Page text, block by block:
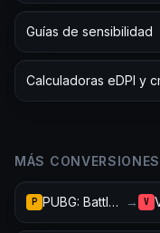
Guías de sensibilidad
Calculadoras eDPI y
MÁS
P PUBG: Battlegrounds → V